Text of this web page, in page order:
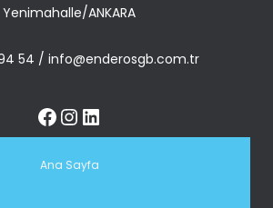
Yenimahalle/ANKARA
54 / info@enderosgb.com.tr
Ana Sayfa